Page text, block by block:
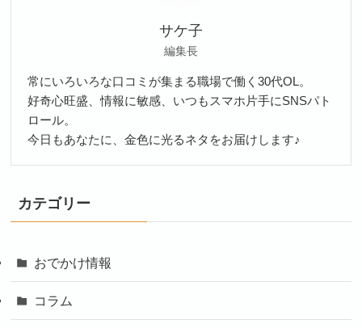
サケ子
編集長
常にいろいろな口コミが集まる職場で働く30代OL。
好奇心旺盛、情報に敏感、いつもスマホ片手にSNSパト
ロール。
今日もあなたに、金色に光るネタをお届けします♪
カテゴリー
おでかけ情報
コラム